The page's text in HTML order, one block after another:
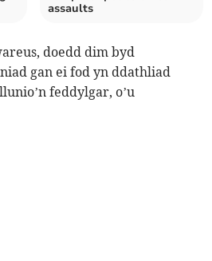
assaults
doedd dim byd
gan ei fod yn ddathliad
feddylgar, o’u